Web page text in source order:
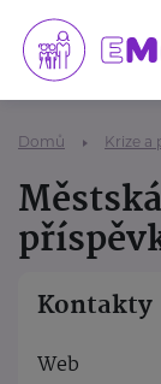
Domů Krize a
Kontakty
Web